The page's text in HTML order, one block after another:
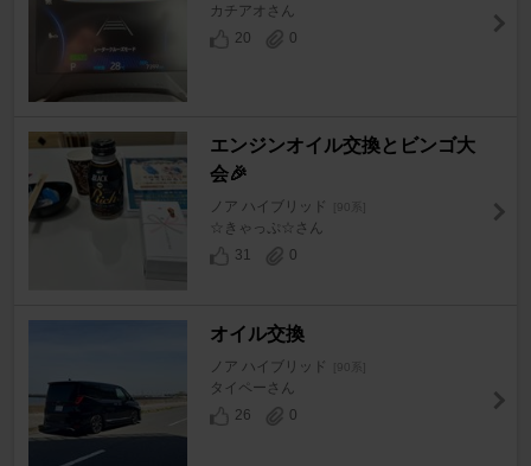
カチアオさん
20
0
エンジンオイル交換とビンゴ大
会🎉
ノア ハイブリッド [90系]
☆きゃっぷ☆さん
31
0
オイル交換
ノア ハイブリッド [90系]
タイペーさん
26
0